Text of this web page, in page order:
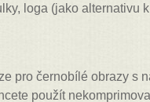
loga (jako alternativu
pro černobílé obrazy s
použít